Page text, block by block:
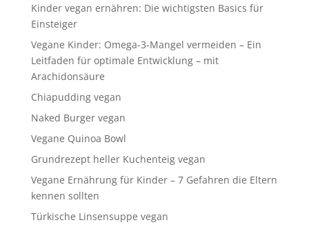
Kinder vegan ernähren: Die wichtigsten Basics für
Einsteiger
Vegane Kinder: Omega-3-Mangel vermeiden – Ein
Leitfaden für optimale Entwicklung – mit
Arachidonsäure
Chiapudding vegan
Naked Burger vegan
Vegane Quinoa Bowl
Grundrezept heller Kuchenteig vegan
Vegane Ernährung für Kinder – 7 Gefahren die Eltern
kennen sollten
Türkische Linsensuppe vegan